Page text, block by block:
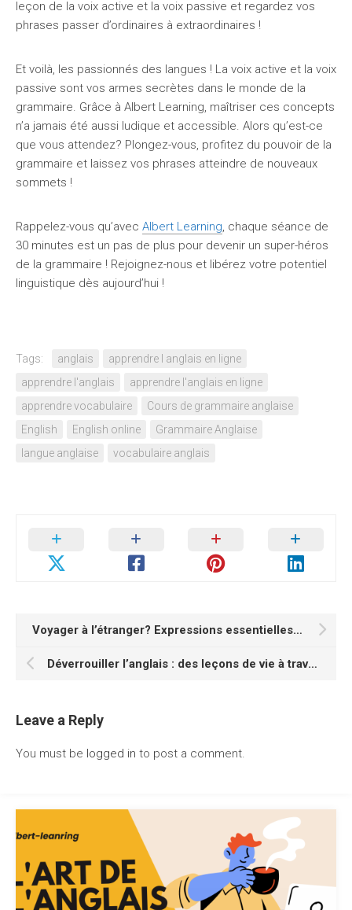
leçon de la voix active et la voix passive et regardez vos
phrases passer d’ordinaires à extraordinaires !
Et voilà, les passionnés des langues ! La voix active et la voix
passive sont vos armes secrètes dans le monde de la
grammaire. Grâce à Albert Learning, maîtriser ces concepts
n’a jamais été aussi ludique et accessible. Alors qu’est-ce
que vous attendez? Plongez-vous, profitez du pouvoir de la
grammaire et laissez vos phrases atteindre de nouveaux
sommets !
Rappelez-vous qu’avec Albert Learning, chaque séance de
30 minutes est un pas de plus pour devenir un super-héros
de la grammaire ! Rejoignez-nous et libérez votre potentiel
linguistique dès aujourd’hui !
Tags: anglais
apprendre l anglais en ligne
apprendre l'anglais
apprendre l'anglais en ligne
apprendre vocabulaire
Cours de grammaire anglaise
English
English online
Grammaire Anglaise
langue anglaise
vocabulaire anglais
Voyager à l’étranger? Expressions essentielles en anglais pour chaque touriste
Déverrouiller l’anglais : des leçons de vie à travers la langue
Leave a Reply
You must be logged in to post a comment.